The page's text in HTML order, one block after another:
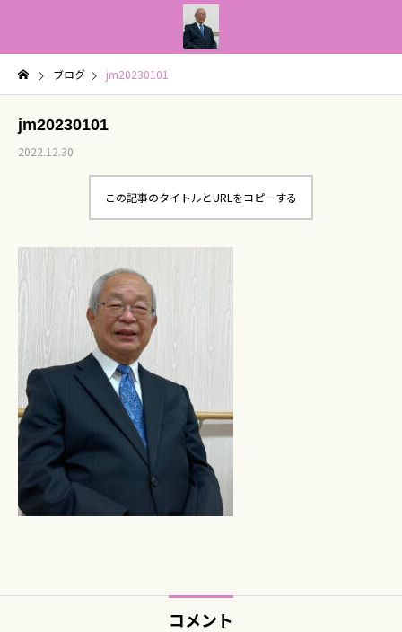
ブログ jm20230101
jm20230101
2022.12.30
この記事のタイトルとURLをコピーする
コメント